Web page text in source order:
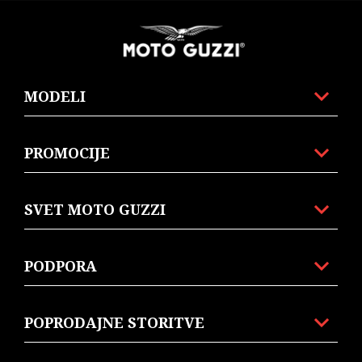
MODELI
PROMOCIJE
SVET MOTO GUZZI
PODPORA
POPRODAJNE STORITVE